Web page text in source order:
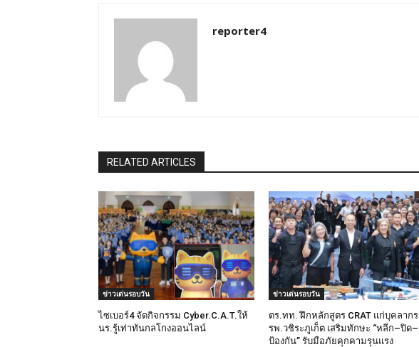
reporter4
RELATED ARTICLES
ข่าวเด่นรอบวัน
ไซเบอร์4 จัดกิจกรรม Cyber.C.A.T.ให้
นร.รู้เท่าทันกลโกงออนไลน์
ข่าวเด่นรอบวัน
ตร.ทท. ฝึกหลักสูตร CRAT แก่บุคลากร
รพ.วชิระภูเก็ต เสริมทักษะ “หลีก–ปิด–
ป้องกัน” รับมือภัยคุกคามรุนแรง